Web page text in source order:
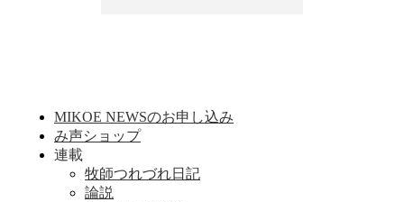
MIKOE NEWSのお申し込み
み声ショップ
連載
牧師つれづれ日記
論説